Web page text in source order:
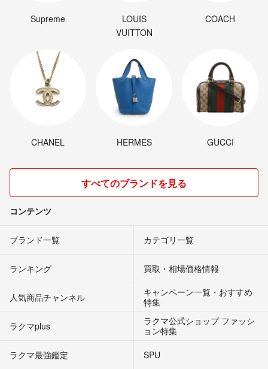
Supreme
LOUIS
VUITTON
COACH
CHANEL HERMES GUCCI
すべてのブランドを見る
コンテンツ
ブランド一覧 カテゴリ一覧
ランキング 買取・相場価格情報
人気商品チャンネル
キャンペーン一覧・おすすめ
特集
ラクマplus
ラクマ公式ショップ ファッシ
ョン特集
ラクマ最強鑑定
SPU